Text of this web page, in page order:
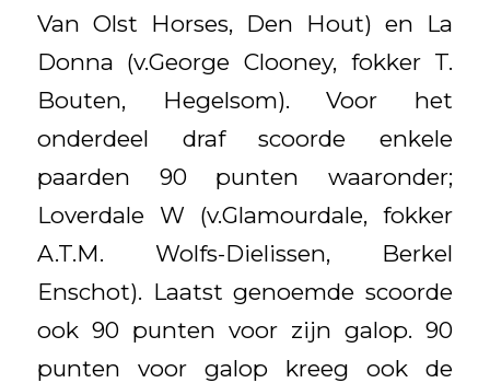
Van Olst Horses, Den Hout) en La
Donna (v.George Clooney, fokker T.
Bouten, Hegelsom). Voor het
onderdeel draf scoorde enkele
paarden 90 punten waaronder;
Loverdale W (v.Glamourdale, fokker
A.T.M. Wolfs-Dielissen, Berkel
Enschot). Laatst genoemde scoorde
ook 90 punten voor zijn galop. 90
punten voor galop kreeg ook de